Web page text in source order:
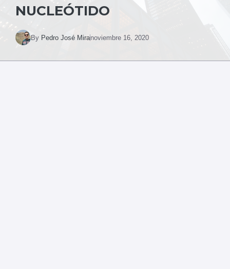
NUCLEÓTIDO
By Pedro José Miranoviembre 16, 2020